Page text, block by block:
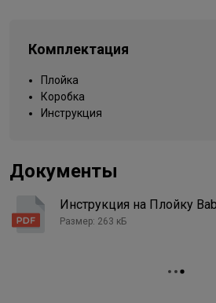
окончания работы над укладкой."
Комплектация
Плойка
Коробка
Инструкция
Документы
Инструкция на Плойку
Размер: 263 кБ